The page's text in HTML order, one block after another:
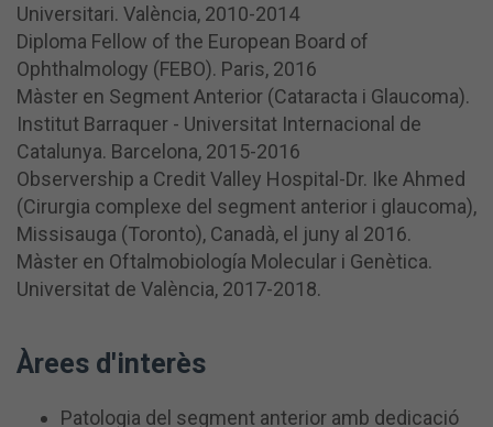
Universitari. València, 2010-2014
Diploma Fellow of the European Board of
Ophthalmology (FEBO). Paris, 2016
Màster en Segment Anterior (Cataracta i Glaucoma).
Institut Barraquer - Universitat Internacional de
Catalunya. Barcelona, ​​2015-2016
Observership a Credit Valley Hospital-Dr. Ike Ahmed
(Cirurgia complexe del segment anterior i glaucoma),
Missisauga (Toronto), Canadà, el juny al 2016.
Màster en Oftalmobiología Molecular i Genètica.
Universitat de València, 2017-2018.
Àrees d'interès
Patologia del segment anterior amb dedicació